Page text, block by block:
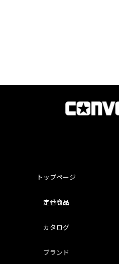
トップページ
定番商品
カタログ
ブランド